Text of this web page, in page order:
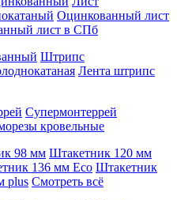
Оцинкованный лист
лист в СПб
Штрипс
Лента штрипс
Супермонтеррей
кровельные
98 мм Штакетник 120 мм
136 мм Eco Штакетник
plus Смотреть всё